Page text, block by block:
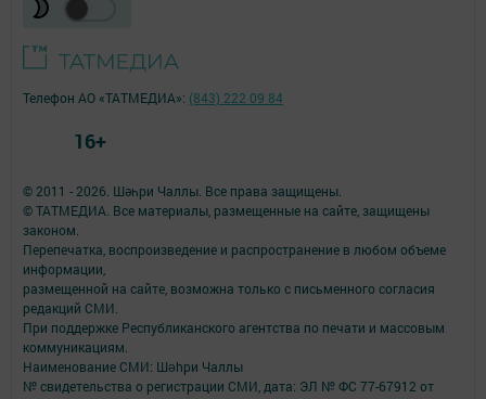
© 2011 - 2026. Шәһри Чаллы. Все права защищены.
© ТАТМЕДИА. Все материалы, размещенные на сайте, защищены
законом.
Перепечатка, воспроизведение и распространение в любом объеме
информации,
размещенной на сайте, возможна только с письменного согласия
редакций СМИ.
При поддержке Республиканского агентства по печати и массовым
коммуникациям.
Наименование СМИ: Шəhри Чаллы
№ свидетельства о регистрации СМИ, дата: ЭЛ № ФС 77-67912 от
Телефон АО «ТАТМЕДИА»: (843) 222 09 84
16+